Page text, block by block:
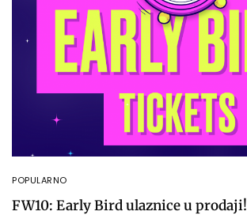
POPULARNO
FW10: Early Bird ulaznice u prodaji!